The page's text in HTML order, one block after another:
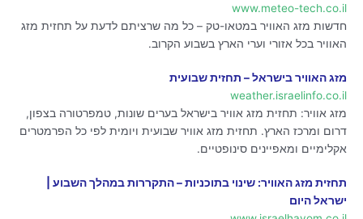
www.meteo-tech.co.il
חדשות מזג האוויר במטאו-טק – כל מה שרציתם לדעת על תחזית מזג
האוויר בכל אזורי וערי הארץ בשבוע הקרוב.
מזג האוויר בישראל – תחזית שבועית
weather.israelinfo.co.il
מזג אוויר: תחזית מזג אוויר בישראל בערים שונות, טמפרטורה בצפון,
דרום ומרכז הארץ. תחזית מזג אוויר שבועית ויומית לפי כל הפרמטרים
אקלימיים ומאפיינים סינופטיים.
תחזית מזג האוויר: שינוי בתוכניות – התקררות במהלך השבוע |
ישראל היום